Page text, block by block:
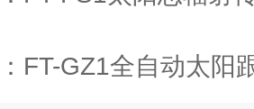
FT-GZ1全自动太阳